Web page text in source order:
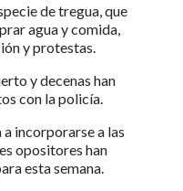
de tregua, que
agua y comida,
y protestas.
y decenas han
con la policía.
incorporarse a las
opositores han
esta semana.